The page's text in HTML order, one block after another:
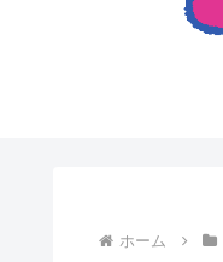
ホーム